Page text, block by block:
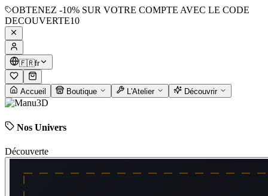
OBTENEZ -10% SUR VOTRE COMPTE AVEC LE CODE
DECOUVERTE10
🇫🇷fr
Accueil Boutique L'Atelier Découvrir
Nos Univers
Découverte